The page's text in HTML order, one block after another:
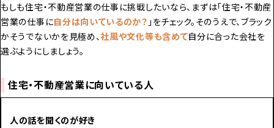
もしも住宅・不動産営業の仕事に挑戦したいなら、まずは「住宅・不動産
営業の仕事に自分は向いているのか？ 」 をチェック。そのうえで、ブラック
かそうでないかを見極め、社風や文化等も含めて自分に合った会社を
選ぶようにしましょう。
住宅・不動産営業に向いている人
人の話を聞くのが好き